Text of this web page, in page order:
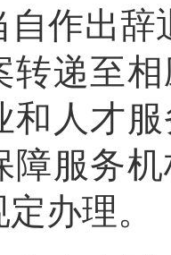
自作出辞
转递至
和人才
障服务
办理。